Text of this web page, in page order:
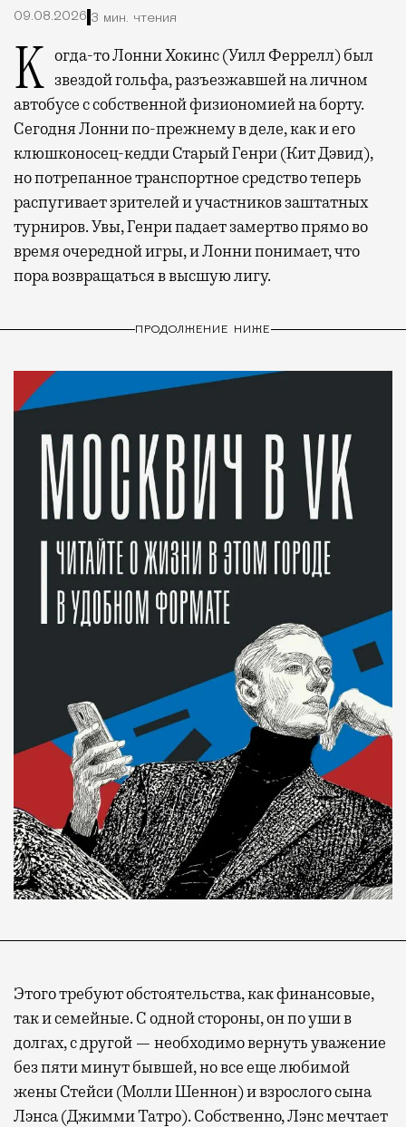
09.08.2026 3 мин. чтения
Когда-то Лонни Хокинс (Уилл Феррелл) был звездой гольфа, разъезжавшей на личном
автобусе с собственной физиономией на борту.
Сегодня Лонни по-прежнему в деле, как и его
клюшконосец-кедди Старый Генри (Кит Дэвид),
но потрепанное транспортное средство теперь
распугивает зрителей и участников заштатных
турниров. Увы, Генри падает замертво прямо во
время очередной игры, и Лонни понимает, что
пора возвращаться в высшую лигу.
ПРОДОЛЖЕНИЕ НИЖЕ
Этого требуют обстоятельства, как финансовые,
так и семейные. С одной стороны, он по уши в
долгах, с другой — необходимо вернуть уважение
без пяти минут бывшей, но все еще любимой
жены Стейси (Молли Шеннон) и взрослого сына
Лэнса (Джимми Татро). Собственно, Лэнс мечтает